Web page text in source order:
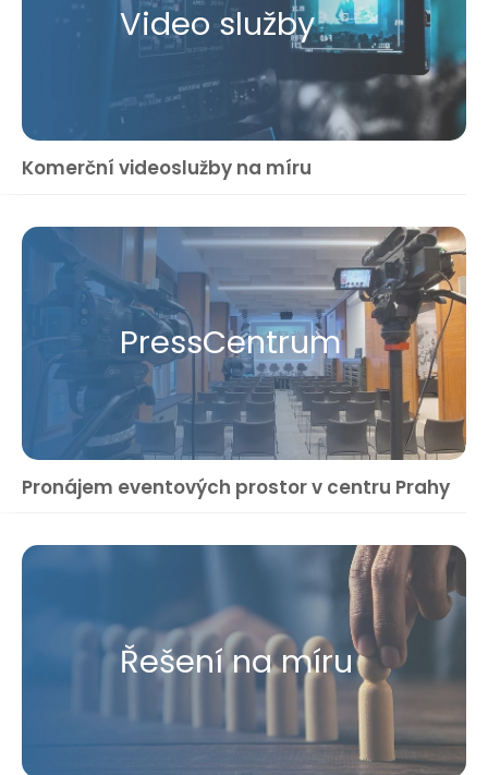
Video služby
Komerční videoslužby na míru
Press​Centrum
Pronájem eventových prostor v centru Prahy
Řešení na míru